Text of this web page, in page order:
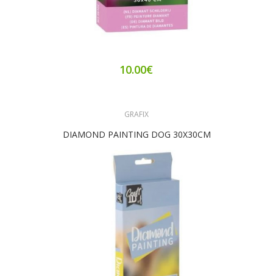
10.00€
GRAFIX
DIAMOND PAINTING DOG 30X30CM